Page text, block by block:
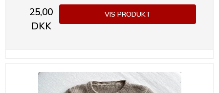
25,00
DKK
VIS PRODUKT